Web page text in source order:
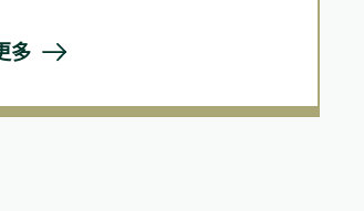
其他社區設施。集團支持同事
們致力打造共融空間，支持弱
多